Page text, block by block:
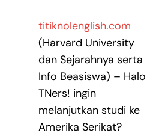
titiknolenglish.com
(Harvard University
dan Sejarahnya serta
Info Beasiswa) – Halo
TNers! ingin
melanjutkan studi ke
Amerika Serikat?